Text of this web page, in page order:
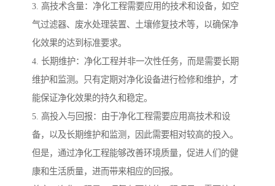
3. 高技术含量：净化工程需要应用的技术和设备，如空
气过滤器、废水处理装置、土壤修复技术等，以确保净
化效果的达到标准要求。
4. 长期维护：净化工程并非一次性任务，而是需要长期
维护和监测。只有定期对净化设备进行检修和维护，才
能保证净化效果的持久和稳定。
5. 高投入与回报：由于净化工程需要应用高技术和设
备，以及长期维护和监测，因此需要相对较高的投入。
但是，通过净化工程能够改善环境质量，促进人们的健
康和生活质量，进而带来相应的回报。